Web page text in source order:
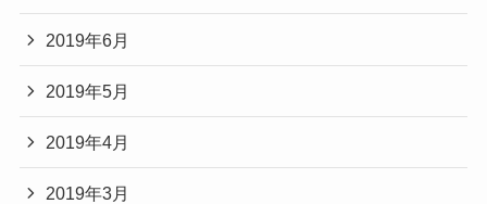
2019年6月
2019年5月
2019年4月
2019年3月